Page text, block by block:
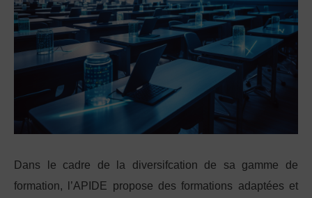
Dans le cadre de la diversifcation de sa gamme de
formation, l’APIDE propose des formations adaptées et